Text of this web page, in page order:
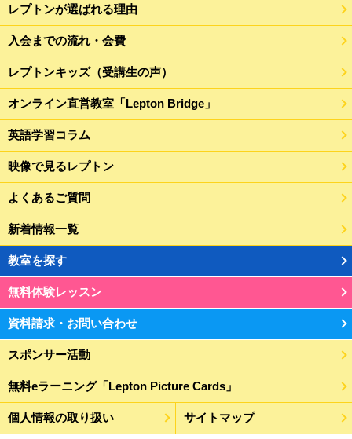
レプトンが選ばれる理由
入会までの流れ・会費
レプトンキッズ（受講生の声）
オンライン直営教室「Lepton Bridge」
英語学習コラム
映像で見るレプトン
よくあるご質問
新着情報一覧
教室を探す
無料体験レッスン
資料請求・お問い合わせ
スポンサー活動
無料eラーニング「Lepton Picture Cards」
個人情報の取り扱い サイトマップ